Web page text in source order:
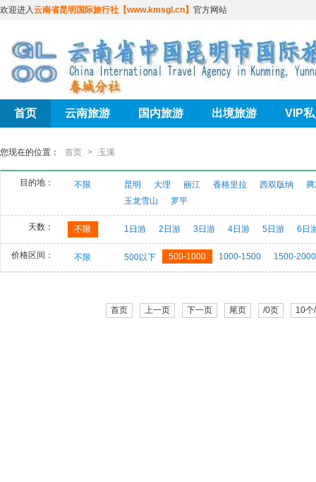
欢迎进入云南省昆明国际旅行社【www.kmsgl.cn】 官方网站
首页 云南旅游 国内旅游 出境旅游 VIP
您现在的位置： 首页 > 玉溪
目的地： 不限 昆明 大理 丽江 香格里拉 西双版纳
玉龙雪山
罗平
天数： 不限 1日游 2日游 3日游 4日游 5日游 6日
价格区间： 不限 500以下 500-1000 1000-1500 1500-2000
首页 上一页 下一页 尾页 /0页 10个